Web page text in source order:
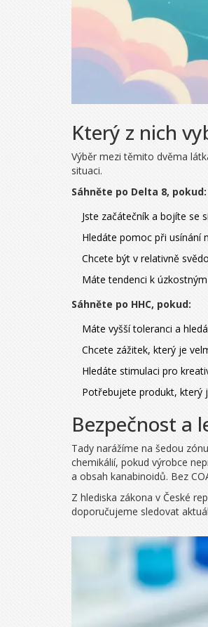
Který z nich
Výběr mezi těmito dvěma
situaci.
Sáhněte po Delta 8, pokud:
Jste začátečník a bojíte se
Hledáte pomoc při usínání
Chcete být v relativně
Máte tendenci k
Sáhněte po HHC, pokud:
Máte vyšší toleranci a
Chcete zážitek, který je
Hledáte stimulaci pro
Potřebujete produkt, který
Bezpečnost a
Tady narážíme na šedou
chemikálií, pokud výrobce
a obsah kanabinoidů. Bez
Z hlediska zákona v České
doporučujeme sledovat